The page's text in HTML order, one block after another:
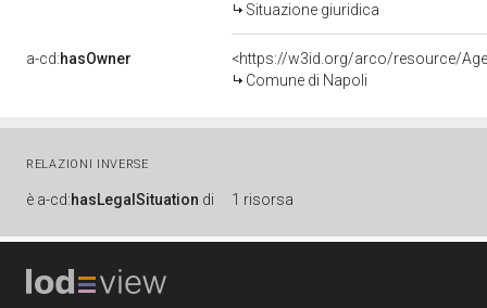
Situazione giuridica
a-cd:hasOwner
<https://w3id.org/arco/resource/
Comune di Napoli
RELAZIONI INVERSE
è a-cd:hasLegalSituation di 1 risorsa